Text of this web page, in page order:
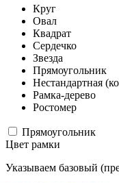
Круг
Овал
Квадрат
Сердечко
Звезда
Прямоугольник
Нестандартная
Рамка-дерево
Ростомер
Прямоугольник
Цвет рамки
Указываем базовый